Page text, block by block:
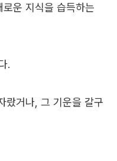
운 지식을 습득하는
.
랐거나, 그 기운을 갈구